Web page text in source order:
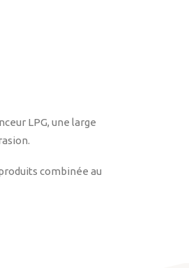
LPG, une large
combinée au